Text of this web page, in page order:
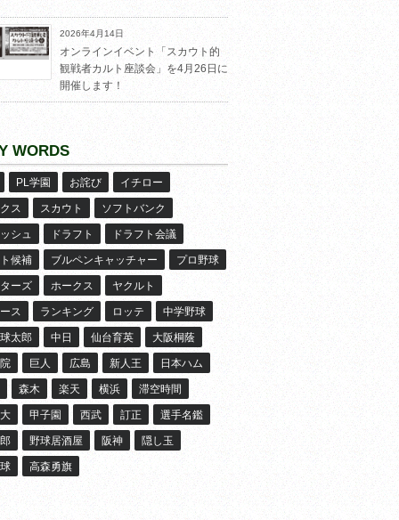
2026年4月14日
オンラインイベント「スカウト的
観戦者カルト座談会」を4月26日に
開催します！
WORDS
PL学園 お詫び イチロー
ス スカウト ソフトバンク
シュ ドラフト ドラフト会議
候補 ブルペンキャッチャー プロ野球
ーズ ホークス ヤクルト
ス ランキング ロッテ 中学野球
太郎 中日 仙台育英 大阪桐蔭
巨人 広島 新人王 日本ハム
森木 楽天 横浜 滞空時間
甲子園 西武 訂正 選手名鑑
野球居酒屋 阪神 隠し玉
高森勇旗